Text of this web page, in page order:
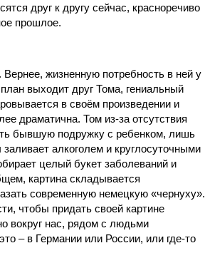
друг к другу сейчас, красноречиво
прошлое.
жизненную потребность в ней у
выходит друг Тома, гениальный
в своём произведении и
драматична. Том из-за отсутствия
бывшую подружку с ребенком, лишь
алкоголем и круглосуточными
целый букет заболеваний и
картина складывается
современную немецкую «чернуху».
чтобы придать своей картине
вокруг нас, рядом с людьми
– в Германии или России, или где-то